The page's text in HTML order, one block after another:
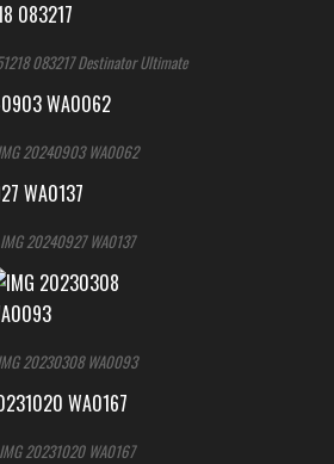
083217 Destinator Ultimate
20240903 WA0062
IMG 20240927 WA0137
20230308 WA0093
IMG 20231020 WA0167